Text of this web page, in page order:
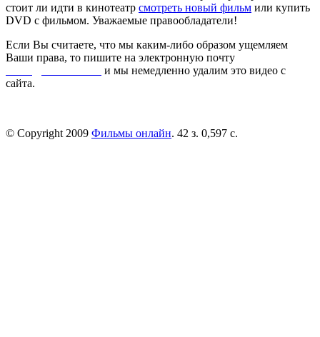
стоит ли идти в кинотеатр смотреть новый фильм или купить
DVD с фильмом. Уважаемые правообладатели!
Если Вы считаете, что мы каким-либо образом ущемляем
Ваши права, то пишите на электронную почту
и мы немедленно удалим это видео с
сайта.
© Copyright 2009 Фильмы онлайн. 42 з. 0,597 с.